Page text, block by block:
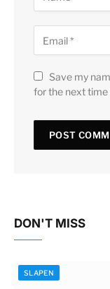
Save my
for the next
DON'T MISS
SLAPEN